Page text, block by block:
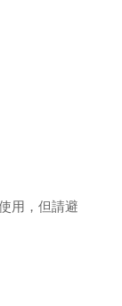
用，但請避